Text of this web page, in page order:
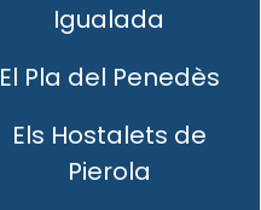
Igualada
El Pla del Penedès
Els Hostalets de
Pierola